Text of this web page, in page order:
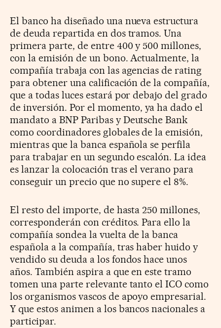
El banco ha diseñado una nueva estructura
de deuda repartida en dos tramos. Una
primera parte, de entre 400 y 500 millones,
con la emisión de un bono. Actualmente, la
compañía trabaja con las agencias de rating
para obtener una calificación de la compañía,
que a todas luces estará por debajo del grado
de inversión. Por el momento, ya ha dado el
mandato a BNP Paribas y Deutsche Bank
como coordinadores globales de la emisión,
mientras que la banca española se perfila
para trabajar en un segundo escalón. La idea
es lanzar la colocación tras el verano para
conseguir un precio que no supere el 8%.
El resto del importe, de hasta 250 millones,
corresponderán con créditos. Para ello la
compañía sondea la vuelta de la banca
española a la compañía, tras haber huido y
vendido su deuda a los fondos hace unos
años. También aspira a que en este tramo
tomen una parte relevante tanto el ICO como
los organismos vascos de apoyo empresarial.
Y que estos animen a los bancos nacionales a
participar.